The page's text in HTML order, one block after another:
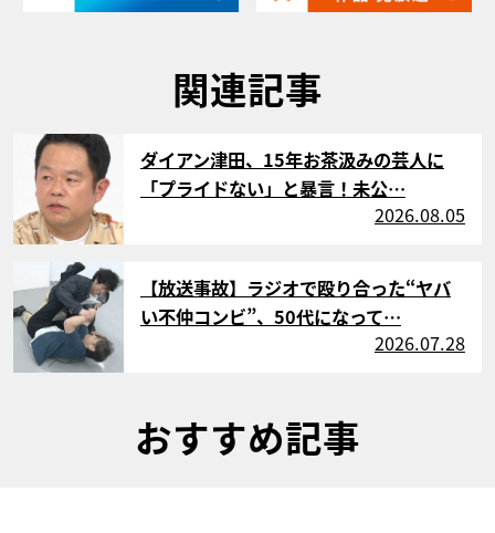
関連記事
ダイアン津田、15年お茶汲みの芸人に
「プライドない」と暴言！未公…
2026.08.05
【放送事故】ラジオで殴り合った“ヤバ
い不仲コンビ”、50代になって…
2026.07.28
おすすめ記事